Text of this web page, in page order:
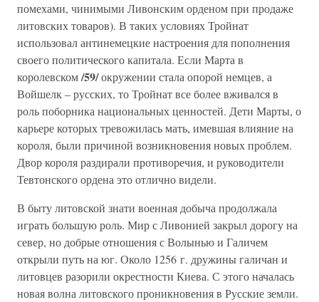
помехами, чинимыми Ливонским орденом при продаже
литовских товаров). В таких условиях Тройнат
использовал антинемецкие настроения для пополнения
своего политического капитала. Если Марта в
королевском/59/окружении стала опорой немцев, а
Войшелк – русских, то Тройнат все более вживался в
роль поборника национальных ценностей. Дети Марты, о
карьере которых тревожилась мать, имевшая влияние на
короля, были причиной возникновения новых проблем.
Двор короля раздирали противоречия, и руководители
Тевтонского ордена это отлично видели.
В быту литовской знати военная добыча продолжала
играть большую роль. Мир с Ливонией закрыл дорогу на
север, но добрые отношения с Волынью и Галичем
открыли путь на юг. Около 1256 г. дружины галичан и
литовцев разорили окрестности Киева. С этого началась
новая волна литовского проникновения в Русские земли.